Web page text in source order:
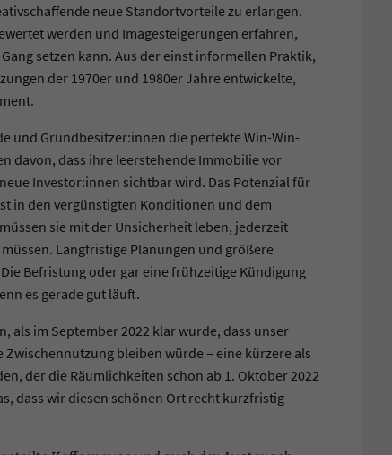
neue Standortvorteile zu erlangen.
werden und Imagesteigerungen erfahren,
setzen kann. Aus der einst informellen Praktik,
der 1970er und 1980er Jahre entwickelte,
und Grundbesitzer:innen die perfekte Win-Win-
davon, dass ihre leerstehende Immobilie vor
Investor:innen sichtbar wird. Das Potenzial für
in den vergünstigten Konditionen und dem
sie mit der Unsicherheit leben, jederzeit
Langfristige Planungen und größere
Befristung oder gar eine frühzeitige Kündigung
es gerade gut läuft.
als im September 2022 klar wurde, dass unser
bleiben würde – eine kürzere als
der die Räumlichkeiten schon ab 1. Oktober 2022
dass wir diesen schönen Ort recht kurzfristig